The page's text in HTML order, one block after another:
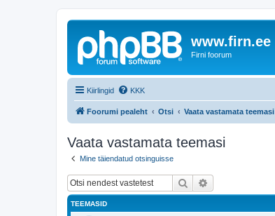
www.firn.ee
Firni foorum
Kiirlingid KKK
Foorumi pealeht Otsi Vaata vastamata teemasi
Vaata vastamata teemasi
Mine täiendatud otsinguisse
Otsi
TEEMASID